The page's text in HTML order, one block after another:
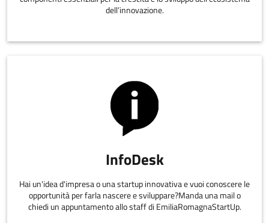
dell’innovazione.
InfoDesk
Hai un'idea d'impresa o una startup innovativa e vuoi conoscere le
opportunità per farla nascere e sviluppare?Manda una mail o
chiedi un appuntamento allo staff di EmiliaRomagnaStartUp.